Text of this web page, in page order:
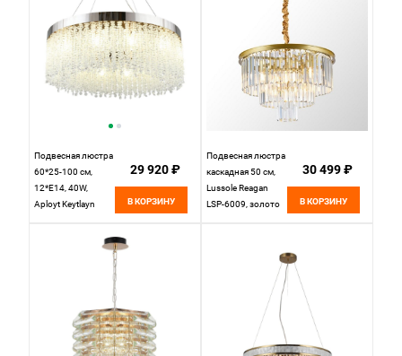
Подвесная люстра
60*25-100 см,
12*E14, 40W,
Aployt Keytlayn
29 920 ₽
В КОРЗИНУ
Подвесная люстра
каскадная 50 см,
Lussole Reagan
LSP-6009, золото
30 499 ₽
В КОРЗИНУ